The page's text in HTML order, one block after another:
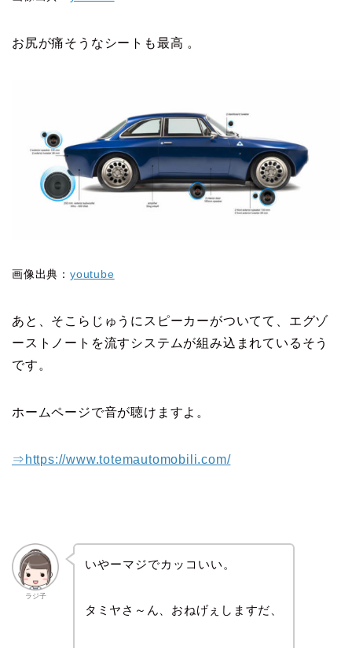
お尻が痛そうなシートも最高 。
画像出典： youtube
あと、そこらじゅうにスピーカーがついてて、エグゾ
ーストノートを流すシステムが組み込まれているそう
です。
ホームページで音が聴けますよ。
⇒https://www.totemautomobili.com/
ラジ子
いやーマジでカッコいい。
タミヤさ～ん、おねげぇしますだ、